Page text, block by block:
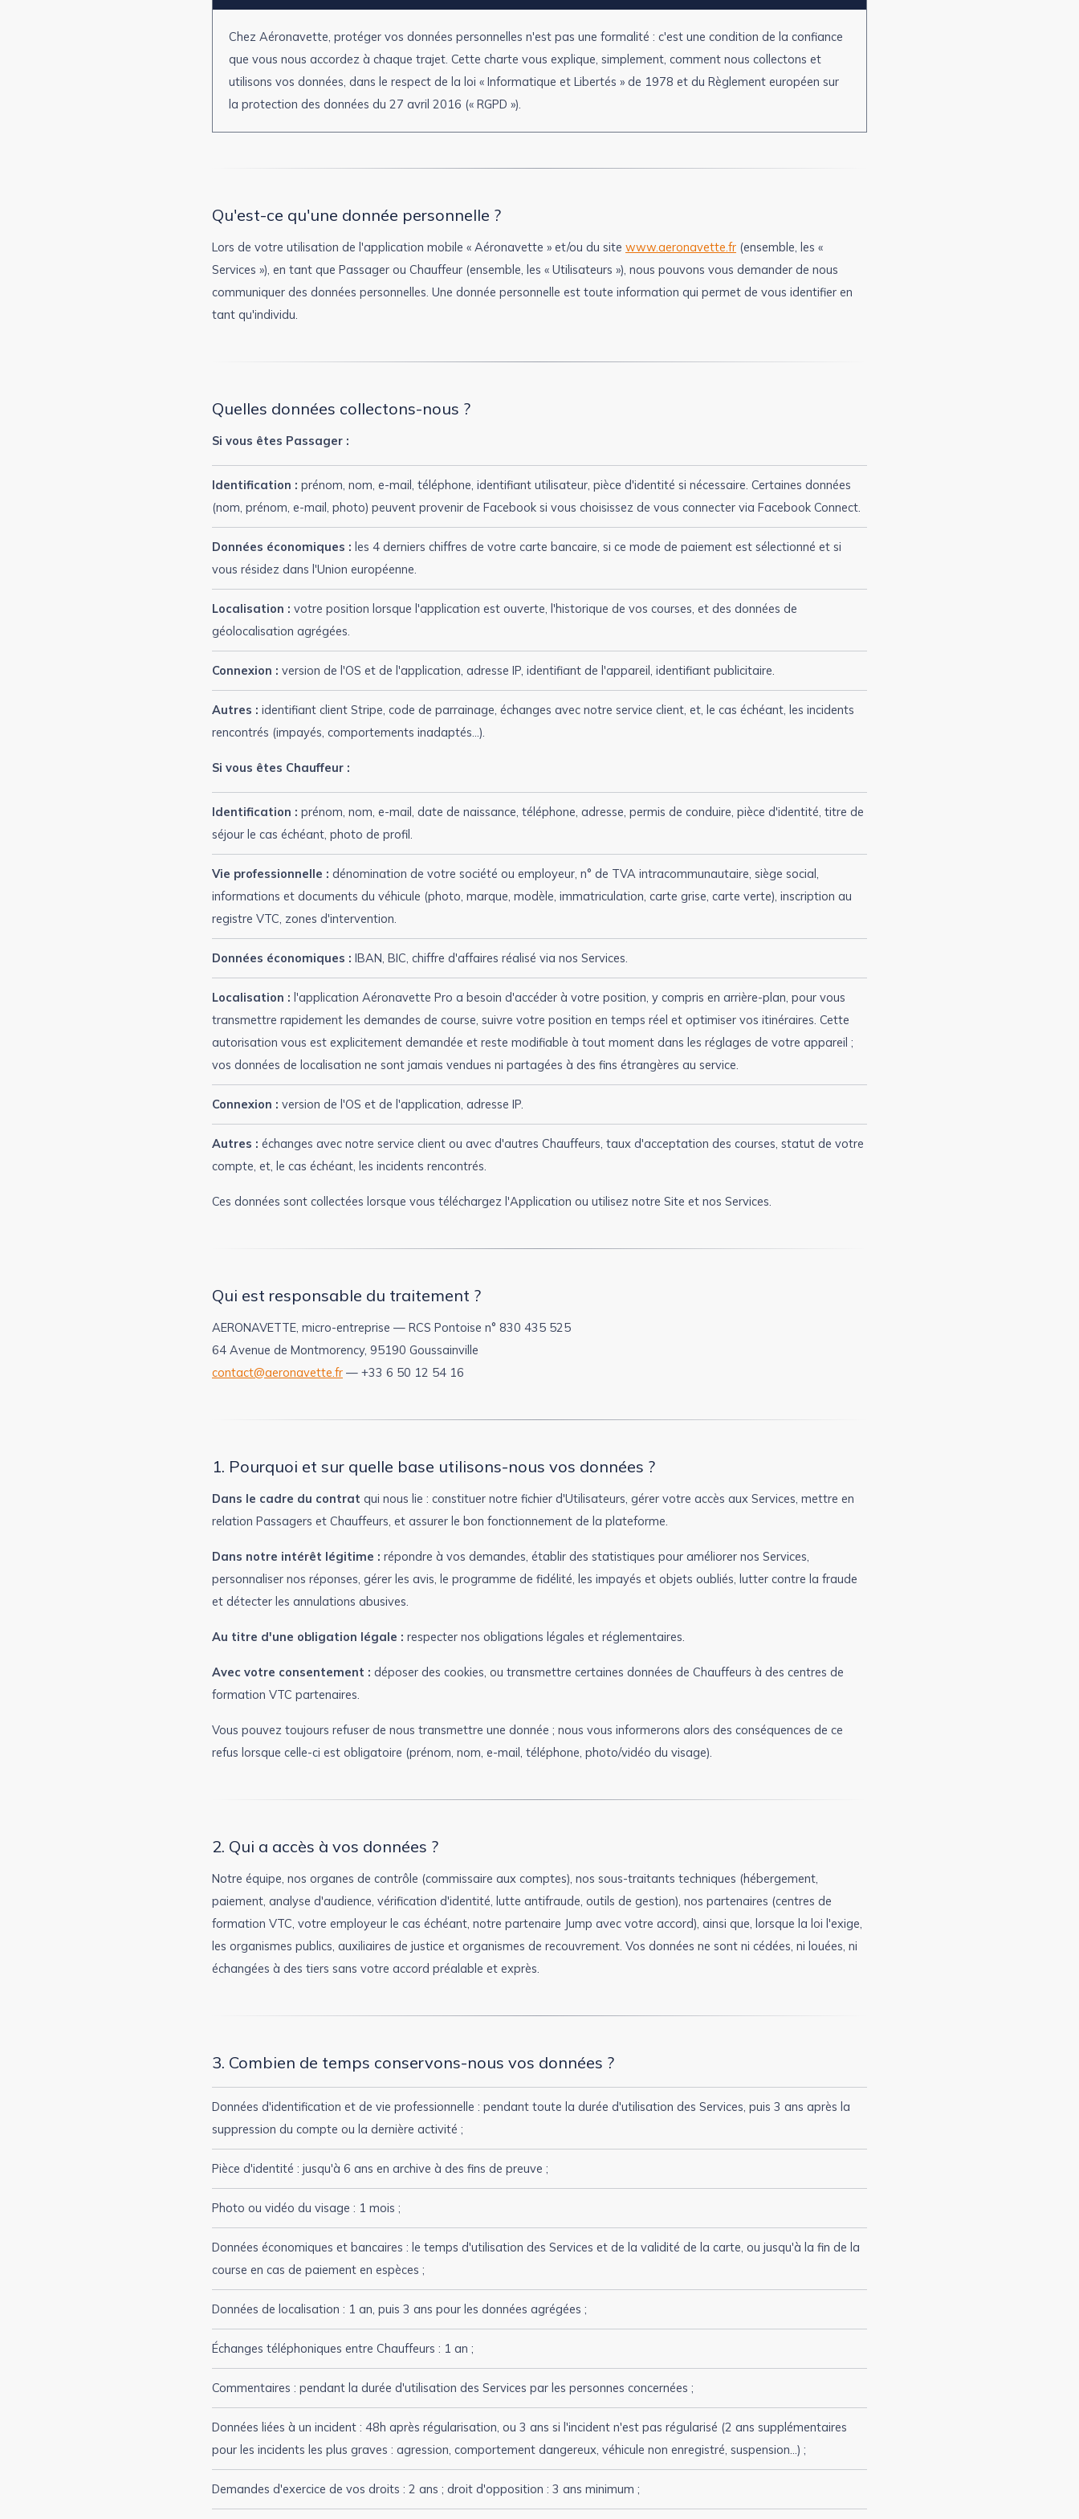
Chez Aéronavette, protéger vos données personnelles n'est pas une formalité : c'est une condition de la confiance
que vous nous accordez à chaque trajet. Cette charte vous explique, simplement, comment nous collectons et
utilisons vos données, dans le respect de la loi « Informatique et Libertés » de 1978 et du Règlement européen sur
la protection des données du 27 avril 2016 (« RGPD »).
Qu'est-ce qu'une donnée personnelle ?
Lors de votre utilisation de l'application mobile « Aéronavette » et/ou du site www.aeronavette.fr (ensemble, les «
Services »), en tant que Passager ou Chauffeur (ensemble, les « Utilisateurs »), nous pouvons vous demander de nous
communiquer des données personnelles. Une donnée personnelle est toute information qui permet de vous identifier en
tant qu'individu.
Quelles données collectons-nous ?
Si vous êtes Passager :
Identification : prénom, nom, e-mail, téléphone, identifiant utilisateur, pièce d'identité si nécessaire. Certaines données
(nom, prénom, e-mail, photo) peuvent provenir de Facebook si vous choisissez de vous connecter via Facebook Connect.
Données économiques : les 4 derniers chiffres de votre carte bancaire, si ce mode de paiement est sélectionné et si
vous résidez dans l'Union européenne.
Localisation : votre position lorsque l'application est ouverte, l'historique de vos courses, et des données de
géolocalisation agrégées.
Connexion : version de l'OS et de l'application, adresse IP, identifiant de l'appareil, identifiant publicitaire.
Autres : identifiant client Stripe, code de parrainage, échanges avec notre service client, et, le cas échéant, les incidents
rencontrés (impayés, comportements inadaptés…).
Si vous êtes Chauffeur :
Identification : prénom, nom, e-mail, date de naissance, téléphone, adresse, permis de conduire, pièce d'identité, titre de
séjour le cas échéant, photo de profil.
Vie professionnelle : dénomination de votre société ou employeur, n° de TVA intracommunautaire, siège social,
informations et documents du véhicule (photo, marque, modèle, immatriculation, carte grise, carte verte), inscription au
registre VTC, zones d'intervention.
Données économiques : IBAN, BIC, chiffre d'affaires réalisé via nos Services.
Localisation : l'application Aéronavette Pro a besoin d'accéder à votre position, y compris en arrière-plan, pour vous
transmettre rapidement les demandes de course, suivre votre position en temps réel et optimiser vos itinéraires. Cette
autorisation vous est explicitement demandée et reste modifiable à tout moment dans les réglages de votre appareil ;
vos données de localisation ne sont jamais vendues ni partagées à des fins étrangères au service.
Connexion : version de l'OS et de l'application, adresse IP.
Autres : échanges avec notre service client ou avec d'autres Chauffeurs, taux d'acceptation des courses, statut de votre
compte, et, le cas échéant, les incidents rencontrés.
Ces données sont collectées lorsque vous téléchargez l'Application ou utilisez notre Site et nos Services.
Qui est responsable du traitement ?
AERONAVETTE, micro-entreprise — RCS Pontoise n° 830 435 525
64 Avenue de Montmorency, 95190 Goussainville
contact@aeronavette.fr — +33 6 50 12 54 16
1. Pourquoi et sur quelle base utilisons-nous vos données ?
Dans le cadre du contrat qui nous lie : constituer notre fichier d'Utilisateurs, gérer votre accès aux Services, mettre en
relation Passagers et Chauffeurs, et assurer le bon fonctionnement de la plateforme.
Dans notre intérêt légitime : répondre à vos demandes, établir des statistiques pour améliorer nos Services,
personnaliser nos réponses, gérer les avis, le programme de fidélité, les impayés et objets oubliés, lutter contre la fraude
et détecter les annulations abusives.
Au titre d'une obligation légale : respecter nos obligations légales et réglementaires.
Avec votre consentement : déposer des cookies, ou transmettre certaines données de Chauffeurs à des centres de
formation VTC partenaires.
Vous pouvez toujours refuser de nous transmettre une donnée ; nous vous informerons alors des conséquences de ce
refus lorsque celle-ci est obligatoire (prénom, nom, e-mail, téléphone, photo/vidéo du visage).
2. Qui a accès à vos données ?
Notre équipe, nos organes de contrôle (commissaire aux comptes), nos sous-traitants techniques (hébergement,
paiement, analyse d'audience, vérification d'identité, lutte antifraude, outils de gestion), nos partenaires (centres de
formation VTC, votre employeur le cas échéant, notre partenaire Jump avec votre accord), ainsi que, lorsque la loi l'exige,
les organismes publics, auxiliaires de justice et organismes de recouvrement. Vos données ne sont ni cédées, ni louées, ni
échangées à des tiers sans votre accord préalable et exprès.
3. Combien de temps conservons-nous vos données ?
Données d'identification et de vie professionnelle : pendant toute la durée d'utilisation des Services, puis 3 ans après la
suppression du compte ou la dernière activité ;
Pièce d'identité : jusqu'à 6 ans en archive à des fins de preuve ;
Photo ou vidéo du visage : 1 mois ;
Données économiques et bancaires : le temps d'utilisation des Services et de la validité de la carte, ou jusqu'à la fin de la
course en cas de paiement en espèces ;
Données de localisation : 1 an, puis 3 ans pour les données agrégées ;
Échanges téléphoniques entre Chauffeurs : 1 an ;
Commentaires : pendant la durée d'utilisation des Services par les personnes concernées ;
Données liées à un incident : 48h après régularisation, ou 3 ans si l'incident n'est pas régularisé (2 ans supplémentaires
pour les incidents les plus graves : agression, comportement dangereux, véhicule non enregistré, suspension...) ;
Demandes d'exercice de vos droits : 2 ans ; droit d'opposition : 3 ans minimum ;